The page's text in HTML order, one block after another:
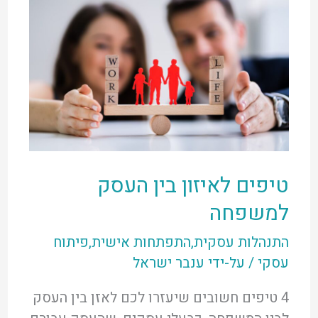
טיפים לאיזון בין העסק
למשפחה
התנהלות עסקית,התפתחות אישית,פיתוח
עסקי/ על-ידי ענבר ישראל
4 טיפים חשובים שיעזרו לכם לאזן בין העסק